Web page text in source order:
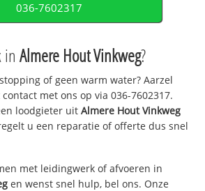
036-7602317
inAlmere Hout Vinkweg?
of geen warm water? Aarzel
met ons op via 036-7602317.
loodgieter uitAlmere Hout Vinkweg
u een reparatie of offerte dus snel
met leidingwerk of afvoeren in
en wenst snel hulp, bel ons. Onze